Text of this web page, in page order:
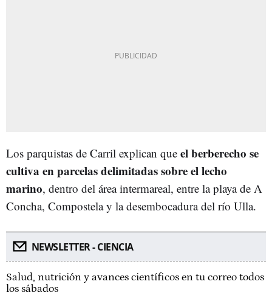
Los parquistas de Carril explican que el berberecho se
cultiva en parcelas delimitadas sobre el lecho
marino, dentro del área intermareal, entre la playa de A
Concha, Compostela y la desembocadura del río Ulla.
NEWSLETTER - CIENCIA
Salud, nutrición y avances científicos en tu correo todos
los sábados